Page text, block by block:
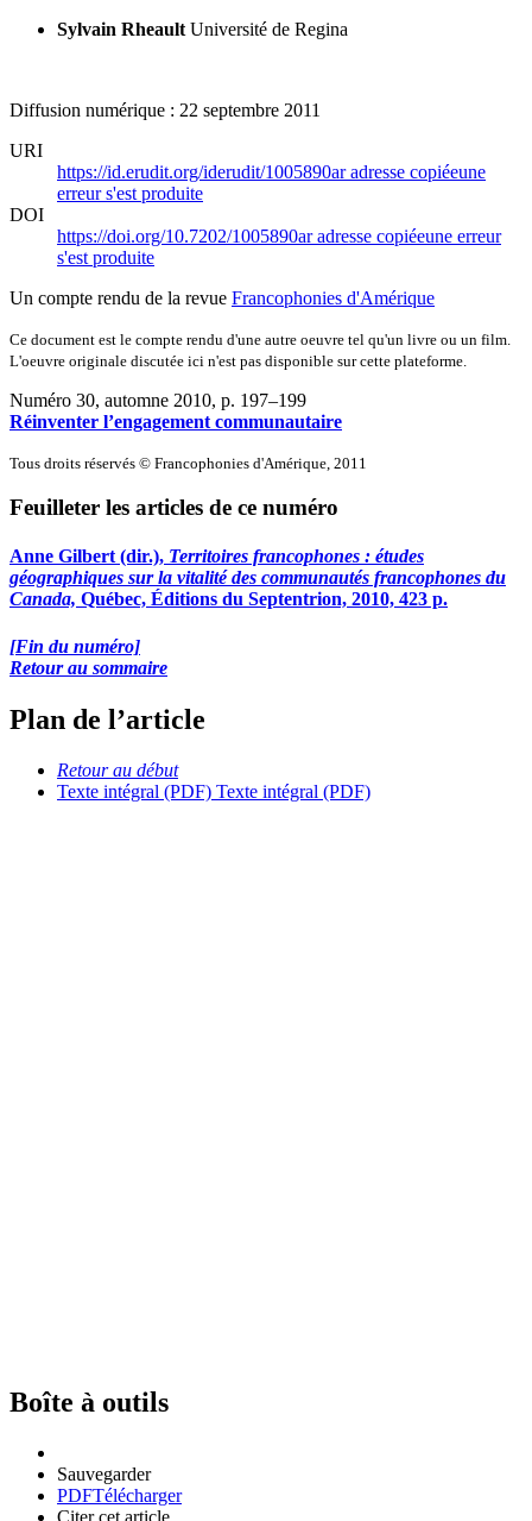
Sylvain Rheault Université de Regina
Diffusion numérique : 22 septembre 2011
URI
https://id.erudit.org/iderudit/1005890aradresse copiéeune
erreur s'est produite
DOI
https://doi.org/10.7202/1005890aradresse copiéeune erreur
s'est produite
Un compte rendu de la revue Francophonies d'Amérique
Ce document est le compte rendu d'une autre oeuvre tel qu'un livre ou un film.
L'oeuvre originale discutée ici n'est pas disponible sur cette plateforme.
Numéro 30, automne 2010, p. 197–199
Réinventer l’engagement communautaire
Tous droits réservés © Francophonies d'Amérique, 2011
Feuilleter les articles de ce numéro
Anne Gilbert (dir.), Territoires francophones : études
géographiques sur la vitalité des communautés francophones du
Canada, Québec, Éditions du Septentrion, 2010, 423 p.
[Fin du numéro]
Retour au sommaire
Plan de l’article
Retour au début
Texte intégral (PDF) Texte intégral (PDF)
Boîte à outils
Sauvegarder
PDFTélécharger
Citer cet article